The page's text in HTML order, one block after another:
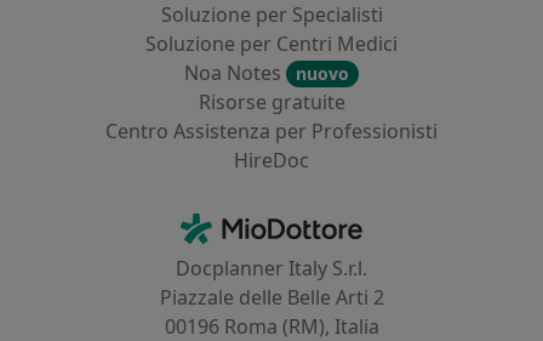
Soluzione per Specialisti
Soluzione per Centri Medici
Noa Notes
nuovo
Risorse gratuite
Centro Assistenza per Professionisti
HireDoc
MioDottore - Homepage
Docplanner Italy S.r.l.
Piazzale delle Belle Arti 2
00196 Roma (RM), Italia